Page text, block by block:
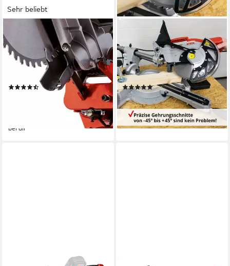
Sehr beliebt
Zug-, Kapp- und
Gehrungssäge TC-SM 2131/1
Dual, 1500 W, 4900 U/min,
Präzisions-Sägeblatt
(42)
179,95 €
lieferbar - am nächsten Werktag
bei dir
Zug-, Kapp- und
Gehrungssäge 828 mit 4900
U/min 1800 W, 210 mm
Hartmetall-Sägeblatt
(2)
241,41 €
lieferbar - in 2-3 Werktagen bei dir